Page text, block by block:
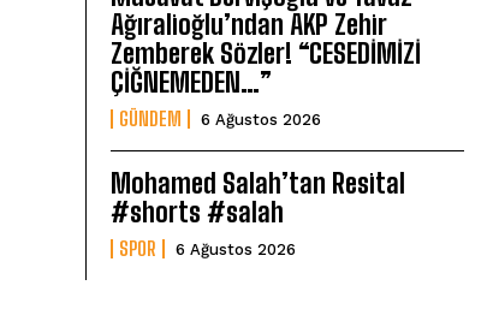
Ağıralioğlu’ndan AKP Zehir
Zemberek Sözler! “CESEDİMİZİ
ÇİĞNEMEDEN…”
GÜNDEM 6 Ağustos 2026
Mohamed Salah’tan Resital
#shorts #salah
SPOR 6 Ağustos 2026